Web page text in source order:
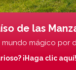
de las
mundo mágico por
¡Haga clic aquí!